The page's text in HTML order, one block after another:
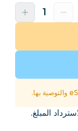
المبلغ.